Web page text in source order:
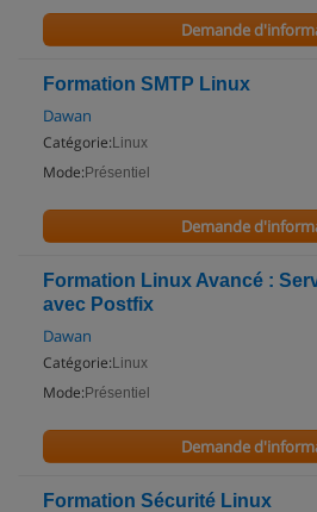
Demande
Formation SMTP Linux
Dawan
Catégorie: Linux
Mode: Présentiel
Demande
Formation Linux Avancé :
avec Postfix
Dawan
Catégorie: Linux
Mode: Présentiel
Demande
Formation Sécurité Linux